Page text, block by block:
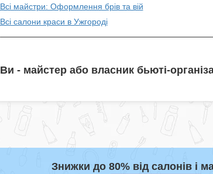
Всі майстри: Оформлення брів та вій
Всі салони краси в Ужгороді
Ви - майстер або власник бьюті-
Знижки до 80% від салонів і